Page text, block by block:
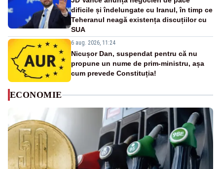
dificile și îndelungate cu Iranul, în timp ce
Teheranul neagă existența discuțiilor cu
SUA
6 aug. 2026, 11:24
Nicușor Dan, suspendat pentru că nu
propune un nume de prim-ministru, așa
cum prevede Constituția!
ECONOMIE